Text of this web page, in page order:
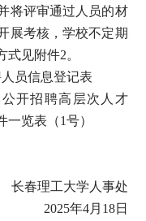
将评审通过人员的材
展考核，学校不定期
式见附件2。
员信息登记表
开招聘高层次人才
一览表（1号）
长春理工大学人事处
2025年4月18日